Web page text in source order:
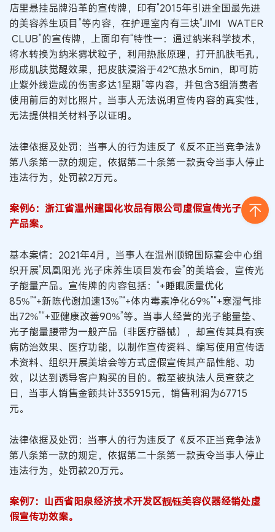
店里悬挂品牌沿革的宣传牌，印有“2015年引进全国最先进
的美容养生项目”等内容，在护理室内有三块“JIMI WATER
CLUB”的宣传牌，上面印有“特性一：通过纳米科学技术，
将水转换为纳米雾状粒子，利用热胀原理，打开肌肤毛孔，
形成肌肤觉醒效果，把皮肤浸浴于42℃热水5min，即可防
止紫外线造成的伤害多达1星期”等内容，并包含3组消费者
使用前后的对比照片。当事人无法说明宣传内容的真实性，
无法提供相关材料予以证明。
法律依据及处罚：当事人的行为违反了《反不正当竞争法》
第八条第一款的规定，依据第二十条第一款责令当事人停止
违法行为，处罚款2万元。
案例6：浙江省温州建国化妆品有限公司虚假宣传光子能量
产品案。
基本案情：2021年4月，当事人在温州顺锦国际宴会中心组
织开展“凤凰阳光 光子床养生项目发布会”的美培会，宣传光
子能量产品。宣传牌的内容包括：“+睡眠质量优化
85%”“+新陈代谢加速13%”“+体内毒素净化69%”“+寒湿气排
出72%”“+亚健康改善90%”等。当事人经营的光子能量垫、
光子能量腰带为一般产品（非医疗器械），却宣传其具有疾
病防治效果、医疗功能，以制作宣传资料、编写使用宣传话
术资料、组织开展美培会等方式虚假宣传其产品性能、功
效，以达到诱导客户购买的目的。截至被执法人员查获之
日，当事人销售金额共计335915元，销售利润为67715
元。
法律依据及处罚：当事人的行为违反了《反不正当竞争法》
第八条第一款的规定，依据第二十条第一款责令当事人停止
违法行为，处罚款20万元。
案例7：山西省阳泉经济技术开发区靓钰美容仪器经销处虚
假宣传功效案。